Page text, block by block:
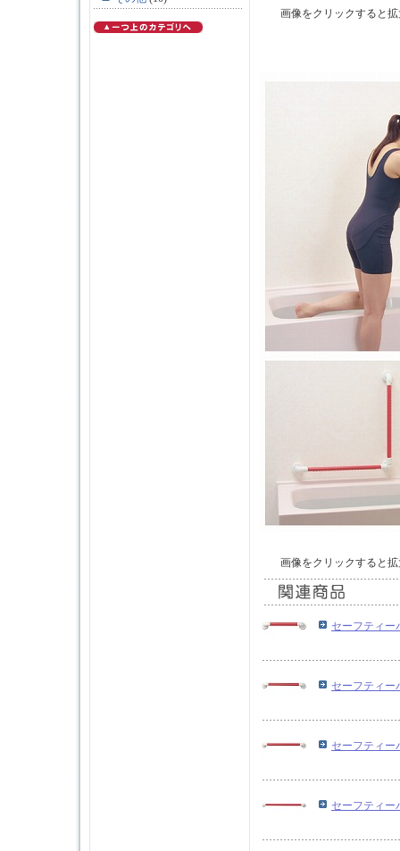
画像をクリックすると
画像をクリックすると
セーフティ
セーフティ
セーフティ
セーフティ